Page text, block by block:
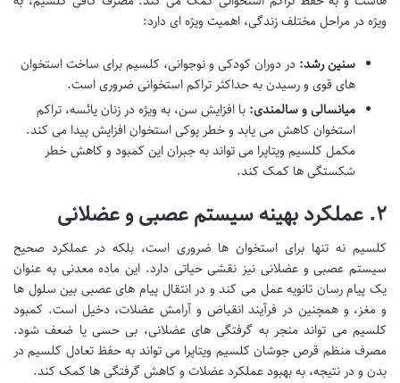
ویژه در مراحل مختلف زندگی، اهمیت ویژه ای دارد:
سنین رشد: در دوران کودکی و نوجوانی، کلسیم برای ساخت استخوان
های قوی و رسیدن به حداکثر تراکم استخوانی ضروری است.
میانسالی و سالمندی: با افزایش سن، به ویژه در زنان یائسه، تراکم
استخوان کاهش می یابد و خطر پوکی استخوان افزایش پیدا می کند.
مکمل کلسیم ویتاپرا می تواند به جبران این کمبود و کاهش خطر
شکستگی ها کمک کند.
۲. عملکرد بهینه سیستم عصبی و عضلانی
کلسیم نه تنها برای استخوان ها ضروری است، بلکه در عملکرد صحیح
سیستم عصبی و عضلانی نیز نقشی حیاتی دارد. این ماده معدنی به عنوان
یک پیام رسان ثانویه عمل می کند و در انتقال پیام های عصبی بین سلول ها
و مغز، و همچنین در فرآیند انقباض و آرامش عضلات، دخیل است. کمبود
کلسیم می تواند منجر به گرفتگی های عضلانی، بی حسی یا ضعف شود.
مصرف منظم قرص جوشان کلسیم ویتاپرا می تواند به حفظ تعادل کلسیم در
بدن و در نتیجه، به بهبود عملکرد عضلات و کاهش گرفتگی ها کمک کند.